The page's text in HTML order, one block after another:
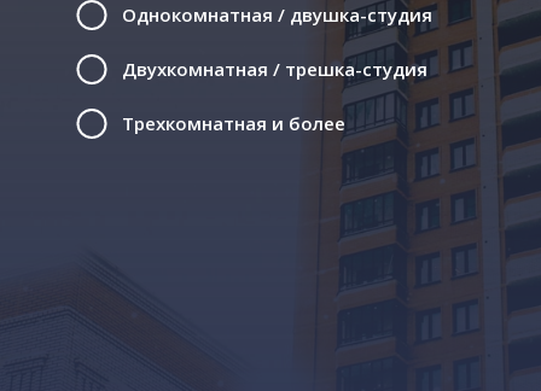
Однокомнатная / двушка-студия
Двухкомнатная / трешка-студия
Трехкомнатная и более